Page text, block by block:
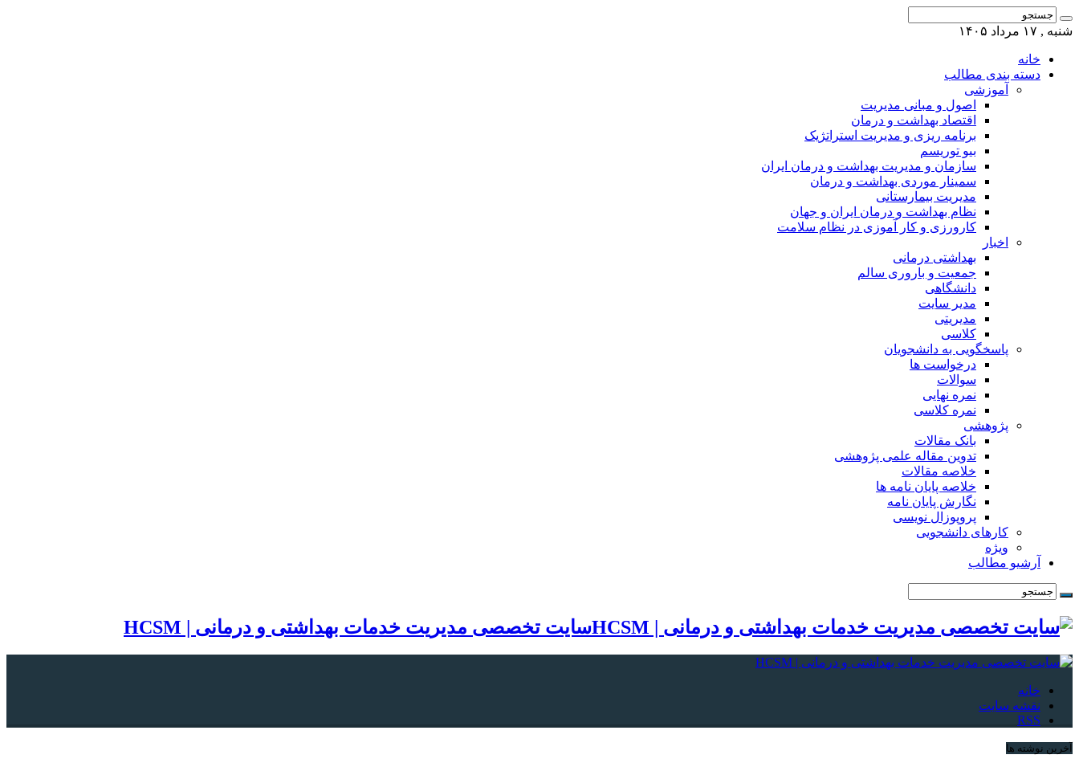
شنبه , ۱۷ مرداد ۱۴۰۵
خانه
دسته بندی مطالب
آموزشی
اصول و مبانی مدیریت
اقتصاد بهداشت و درمان
برنامه ریزی و مدیریت استراتژیک
بیو توریسم
سازمان و مدیریت بهداشت و درمان ایران
سمینار موردی بهداشت و درمان
مدیریت بیمارستانی
نظام بهداشت و درمان ایران و جهان
کارورزی و کار آموزی در نظام سلامت
اخبار
بهداشتی درمانی
جمعیت و باروری سالم
دانشگاهی
مدیر سایت
مدیریتی
کلاسی
پاسخگویی به دانشجویان
درخواست ها
سوالات
نمره نهایی
نمره کلاسی
پژوهشی
بانک مقالات
تدوین مقاله علمی پژوهشی
خلاصه مقالات
خلاصه پایان نامه ها
نگارش پایان نامه
پروپوزال نویسی
کارهای دانشجویی
ویژه
آرشیو مطالب
سایت تخصصی مدیریت خدمات بهداشتی و درمانی | HCSM
خانه
نقشه سایت
RSS
آخرین نوشته ها